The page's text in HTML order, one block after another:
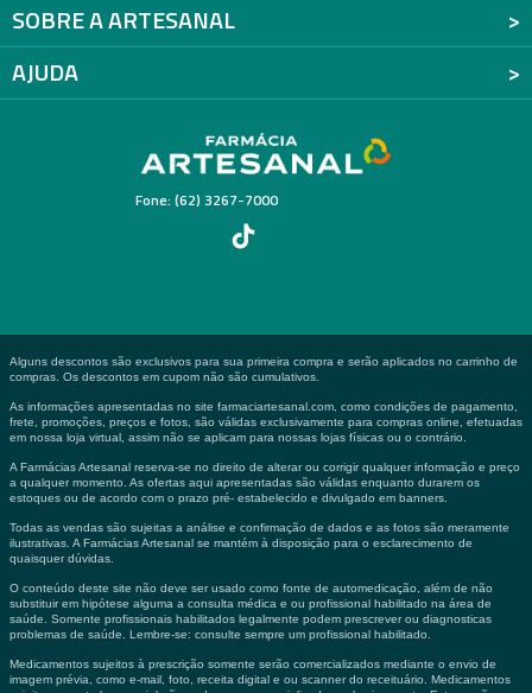
SOBRE A ARTESANAL
AJUDA
Fone: (62) 3267-7000
Alguns descontos são exclusivos para sua primeira compra e serão aplicados no carrinho de
compras. Os descontos em cupom não são cumulativos.
As informações apresentadas no site farmaciartesanal.com, como condições de pagamento,
frete, promoções, preços e fotos, são válidas exclusivamente para compras online, efetuadas
em nossa loja virtual, assim não se aplicam para nossas lojas físicas ou o contrário.
A Farmácias Artesanal reserva-se no direito de alterar ou corrigir qualquer informação e preço
a qualquer momento. As ofertas aqui apresentadas são válidas enquanto durarem os
estoques ou de acordo com o prazo pré- estabelecido e divulgado em banners.
Todas as vendas são sujeitas a análise e confirmação de dados e as fotos são meramente
ilustrativas. A Farmácias Artesanal se mantém à disposição para o esclarecimento de
quaisquer dúvidas.
O conteúdo deste site não deve ser usado como fonte de automedicação, além de não
substituir em hipótese alguma a consulta médica e ou profissional habilitado na área de
saúde. Somente profissionais habilitados legalmente podem prescrever ou diagnosticas
problemas de saúde. Lembre-se: consulte sempre um profissional habilitado.
Medicamentos sujeitos à prescrição somente serão comercializados mediante o envio de
imagem prévia, como e-mail, foto, receita digital e ou scanner do receituário. Medicamentos